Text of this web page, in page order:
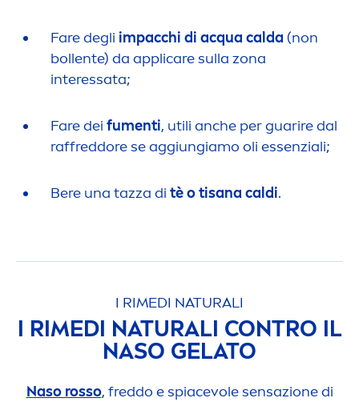
Fare degli impacchi di acqua calda(non
bollente) da applicaresulla zona
interessata;
Fare dei fumenti, utili anche per guarire dal
raffreddore se aggiungiamo oli essenziali;
Bere una tazza di tè o tisana caldi.
I RIMEDI NATURALI
I RIMEDI NATURALI CONTRO IL
NASO GELATO
Naso rosso, freddo e spiacevole sensazione di